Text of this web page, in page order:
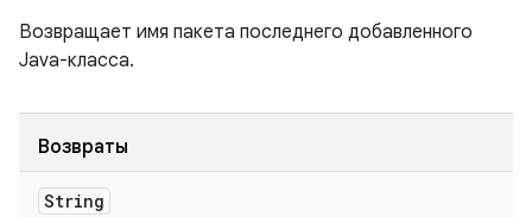
Возвращает имя пакета последнего добавленного
Java-класса.
Возвраты
String